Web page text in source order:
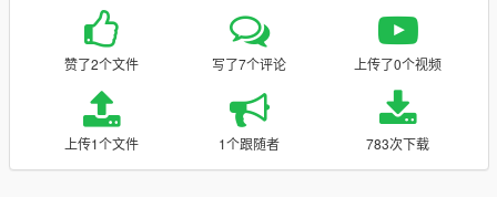
赞了2个文件 写了7个评论 上传了0个视频
上传1个文件 1个跟随者 783次下载